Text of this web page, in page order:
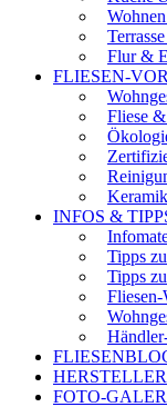
Flur &
FLIESEN-
Fliese
INFOS &
Tipps
Tipps
Fliesen-
HERSTELLER
FOTO-